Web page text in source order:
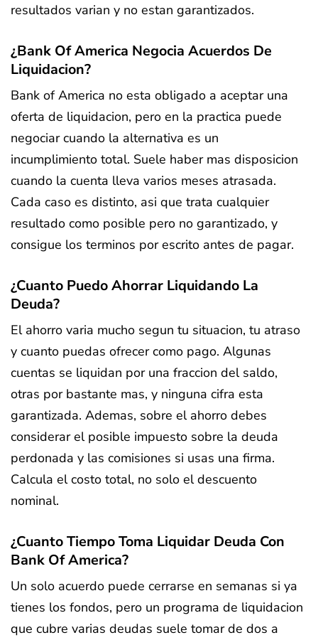
resultados varian y no estan garantizados.
¿Bank Of America Negocia Acuerdos De
Liquidacion?
Bank of America no esta obligado a aceptar una
oferta de liquidacion, pero en la practica puede
negociar cuando la alternativa es un
incumplimiento total. Suele haber mas disposicion
cuando la cuenta lleva varios meses atrasada.
Cada caso es distinto, asi que trata cualquier
resultado como posible pero no garantizado, y
consigue los terminos por escrito antes de pagar.
¿Cuanto Puedo Ahorrar Liquidando La
Deuda?
El ahorro varia mucho segun tu situacion, tu atraso
y cuanto puedas ofrecer como pago. Algunas
cuentas se liquidan por una fraccion del saldo,
otras por bastante mas, y ninguna cifra esta
garantizada. Ademas, sobre el ahorro debes
considerar el posible impuesto sobre la deuda
perdonada y las comisiones si usas una firma.
Calcula el costo total, no solo el descuento
nominal.
¿Cuanto Tiempo Toma Liquidar Deuda Con
Bank Of America?
Un solo acuerdo puede cerrarse en semanas si ya
tienes los fondos, pero un programa de liquidacion
que cubre varias deudas suele tomar de dos a